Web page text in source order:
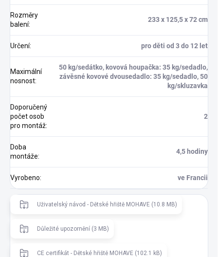
Rozměry
balení:
233 x 125,5 x 72 cm
Určení: pro děti od 3 do 12 let
Maximální
nosnost:
50 kg/sedátko, kovová houpačka: 35 kg/sedadlo,
závěsné kovové dvousedadlo: 35 kg/sedadlo, 50
kg/skluzavka
Doporučený
počet osob
pro montáž:
2
Doba
montáže:
4,5 hodiny
Vyrobeno: ve Francii
Uživatelský návod - Dětské hřiště MOHAVE (10.8 MB)
Důležité upozornění (3 MB)
CE certifikát - Dětské hřiště MOHAVE (102.1 kB)